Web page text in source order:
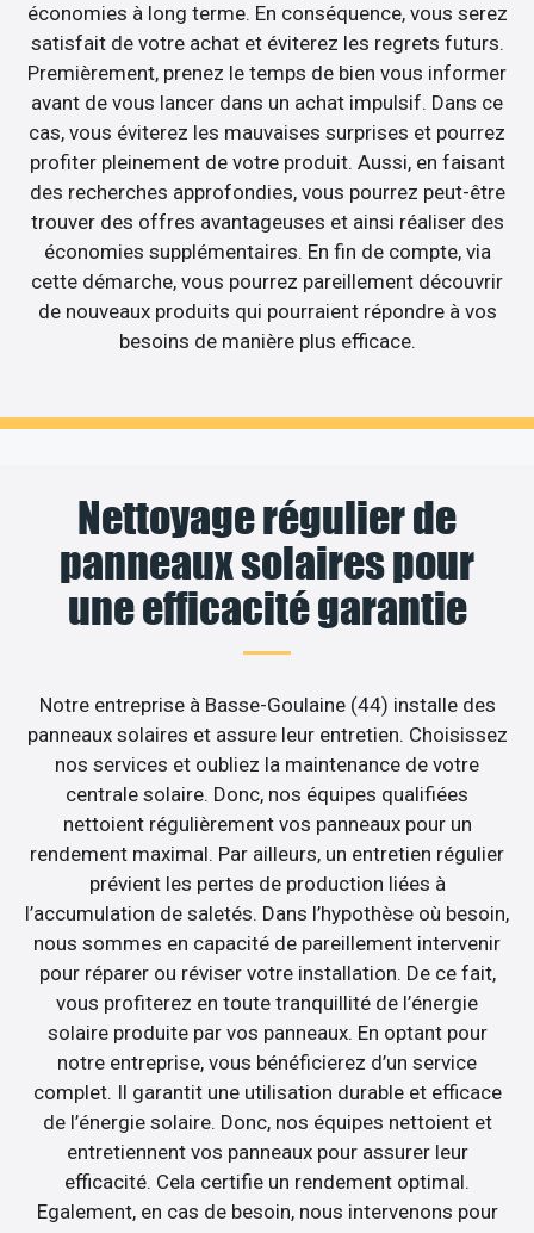
économies à long terme. En conséquence, vous serez
satisfait de votre achat et éviterez les regrets futurs.
Premièrement, prenez le temps de bien vous informer
avant de vous lancer dans un achat impulsif. Dans ce
cas, vous éviterez les mauvaises surprises et pourrez
profiter pleinement de votre produit. Aussi, en faisant
des recherches approfondies, vous pourrez peut-être
trouver des offres avantageuses et ainsi réaliser des
économies supplémentaires. En fin de compte, via
cette démarche, vous pourrez pareillement découvrir
de nouveaux produits qui pourraient répondre à vos
besoins de manière plus efficace.
Nettoyage régulier de
panneaux solaires pour
une efficacité garantie
Notre entreprise à Basse-Goulaine (44) installe des
panneaux solaires et assure leur entretien. Choisissez
nos services et oubliez la maintenance de votre
centrale solaire. Donc, nos équipes qualifiées
nettoient régulièrement vos panneaux pour un
rendement maximal. Par ailleurs, un entretien régulier
prévient les pertes de production liées à
l’accumulation de saletés. Dans l’hypothèse où besoin,
nous sommes en capacité de pareillement intervenir
pour réparer ou réviser votre installation. De ce fait,
vous profiterez en toute tranquillité de l’énergie
solaire produite par vos panneaux. En optant pour
notre entreprise, vous bénéficierez d’un service
complet. Il garantit une utilisation durable et efficace
de l’énergie solaire. Donc, nos équipes nettoient et
entretiennent vos panneaux pour assurer leur
efficacité. Cela certifie un rendement optimal.
Egalement, en cas de besoin, nous intervenons pour